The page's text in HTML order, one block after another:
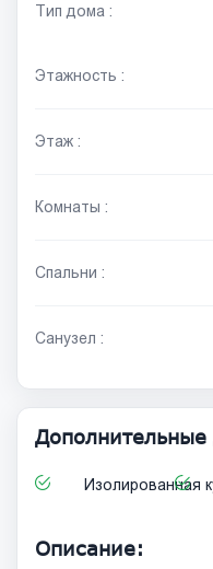
Тип дома :
Этажность :
Этаж :
Комнаты :
Спальни :
Санузел :
Дополнительные
Изолированная
Описание: